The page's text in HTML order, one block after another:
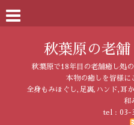
秋葉原の老
秋葉原で18年目の老舗癒し処
本物の癒しを皆様に
全身もみほぐし,足裏,ハンド,耳
和
tel : 03-